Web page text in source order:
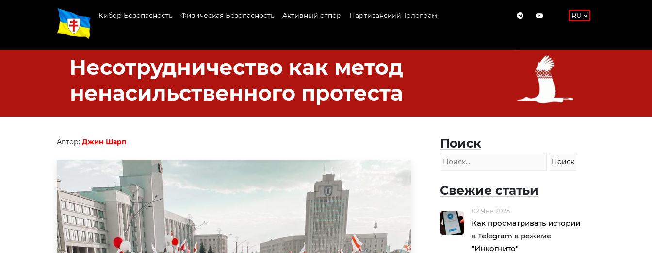
Кибер Безопасность Физическая Безопасность Активный отпор Партизанский Телеграм
Несотрудничество как метод
ненасильственного протеста
Автор: Джин Шарп Поиск
Свежие статьи
02 Янв 2025
Как просматривать истории
в Telegram в режиме
"Инкогнито"